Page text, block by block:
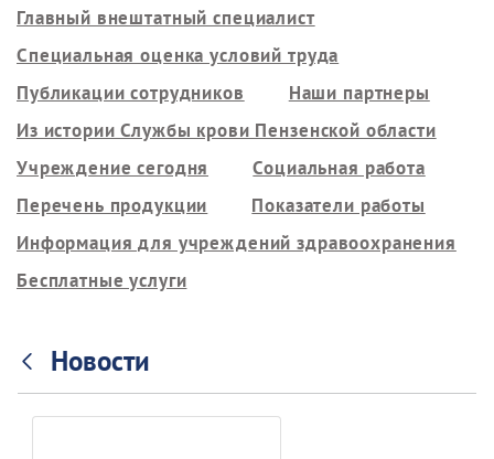
Главный внештатный специалист
Специальная оценка условий труда
Публикации сотрудников
Наши партнеры
Из истории Службы крови Пензенской области
Учреждение сегодня
Социальная работа
Перечень продукции
Показатели работы
Информация для учреждений здравоохранения
Бесплатные услуги
Новости